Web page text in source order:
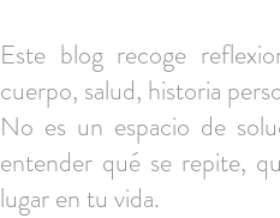
Este blog recoge
cuerpo, salud, historia
No es un espacio de
entender qué se repite,
lugar en tu vida.